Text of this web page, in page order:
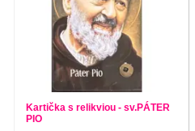
Kartička s relikviou - sv.PÁTER
PIO